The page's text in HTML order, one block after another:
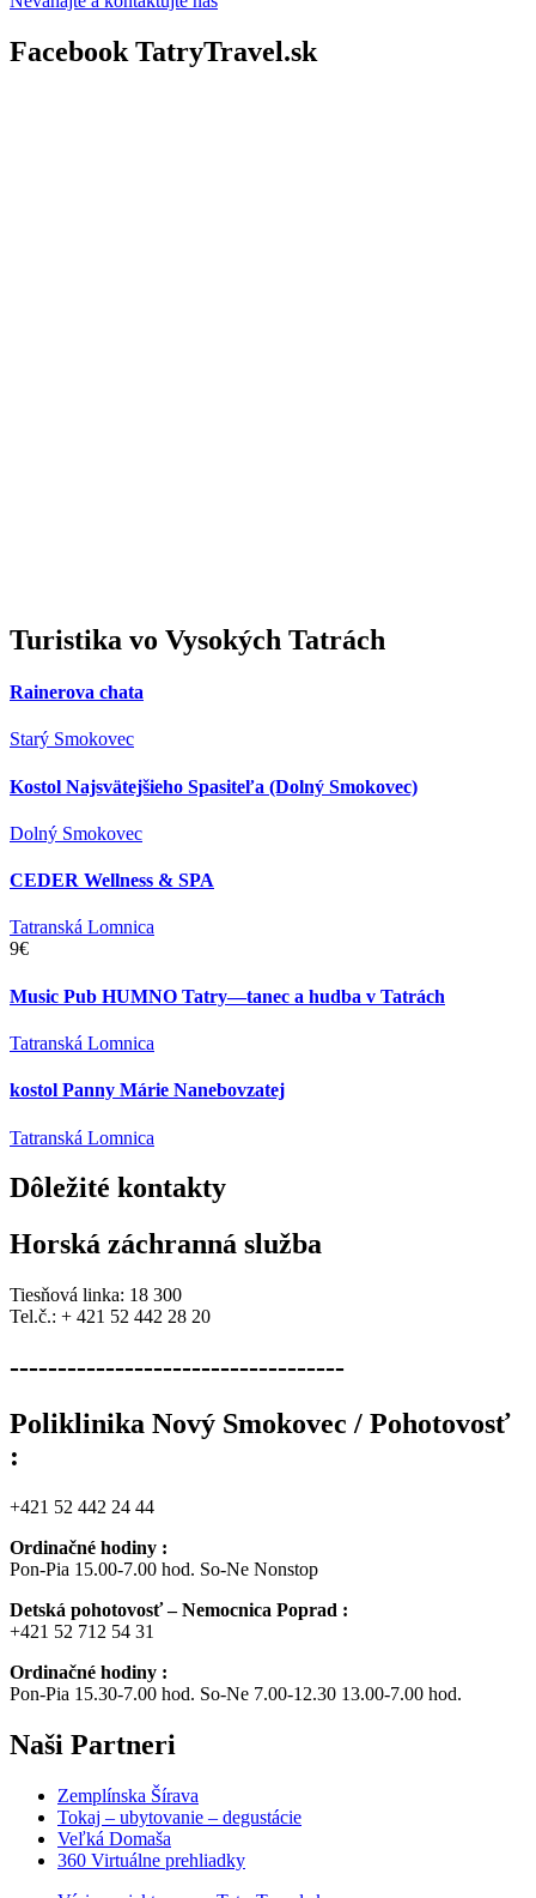
Facebook TatryTravel.sk
Turistika vo Vysokých Tatrách
Rainerova chata
Starý Smokovec
Kostol Najsvätejšieho Spasiteľa (Dolný Smokovec)
Dolný Smokovec
CEDER Wellness & SPA
Tatranská Lomnica
9€
Music Pub HUMNO Tatry—tanec a hudba v Tatrách
Tatranská Lomnica
kostol Panny Márie Nanebovzatej
Tatranská Lomnica
Dôležité kontakty
Horská záchranná služba
Tiesňová linka: 18 300
Tel.č.: + 421 52 442 28 20
-----------------------------------
Poliklinika Nový Smokovec / Pohotovosť
:
+421 52 442 24 44
Ordinačné hodiny :
Pon-Pia 15.00-7.00 hod. So-Ne Nonstop
Detská pohotovosť – Nemocnica Poprad :
+421 52 712 54 31
Ordinačné hodiny :
Pon-Pia 15.30-7.00 hod. So-Ne 7.00-12.30 13.00-7.00 hod.
Naši Partneri
Zemplínska Šírava
Tokaj – ubytovanie – degustácie
Veľká Domaša
360 Virtuálne prehliadky